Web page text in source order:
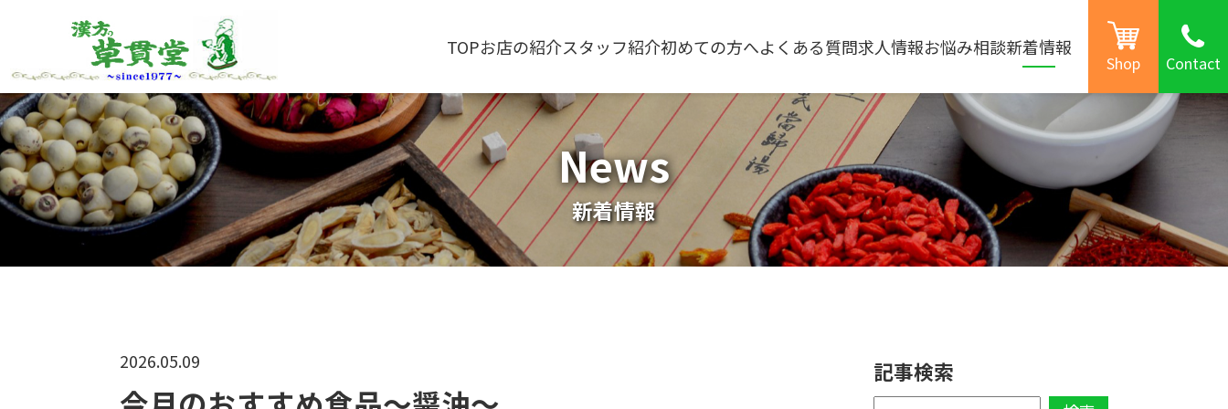
TOPお店の紹介スタッフ紹介初めての方へよくある質問求人情報お悩み相談新着情報
Shop
phone
Contact
News
新着情報
2026.05.09 記事検索